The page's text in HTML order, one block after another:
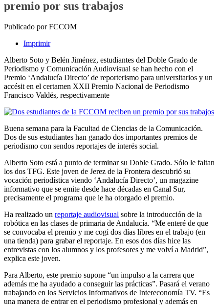
premio por sus trabajos
Publicado por FCCOM
Imprimir
Alberto Soto y Belén Jiménez, estudiantes del Doble Grado de
Periodismo y Comunicación Audiovisual se han hecho con el
Premio ‘Andalucía Directo’ de reporterismo para universitarios y un
accésit en el certamen XXII Premio Nacional de Periodismo
Francisco Valdés, respectivamente
Buena semana para la Facultad de Ciencias de la Comunicación.
Dos de sus estudiantes han ganado dos importantes premios de
periodismo con sendos reportajes de interés social.
Alberto Soto está a punto de terminar su Doble Grado. Sólo le faltan
los dos TFG. Este joven de Jerez de la Frontera descubrió su
vocación periodística viendo ‘Andalucía Directo’, un magazine
informativo que se emite desde hace décadas en Canal Sur,
precisamente el programa que le ha otorgado el premio.
Ha realizado un reportaje audiovisual sobre la introducción de la
robótica en las clases de primaria de Andalucía. “Me enteré de que
se convocaba el premio y me cogí dos días libres en el trabajo (en
una tienda) para grabar el reportaje. En esos dos días hice las
entrevistas con los alumnos y los profesores y me volví a Madrid”,
explica este joven.
Para Alberto, este premio supone “un impulso a la carrera que
además me ha ayudado a conseguir las prácticas”. Pasará el verano
trabajando en los Servicios Informativos de Intereconomía TV. “Es
una manera de entrar en el periodismo profesional y además en